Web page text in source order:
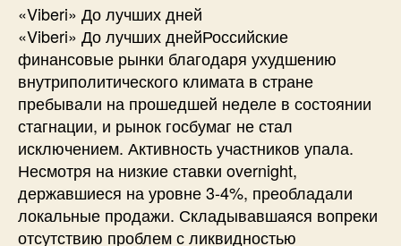
«Viberi» До лучших дней
«Viberi» До лучших днейРоссийские
финансовые рынки благодаря ухудшению
внутриполитического климата в стране
пребывали на прошедшей неделе в состоянии
стагнации, и рынок госбумаг не стал
исключением. Активность участников упала.
Несмотря на низкие ставки overnight,
державшиеся на уровне 3-4%, преобладали
локальные продажи. Складывавшаяся вопреки
отсутствию проблем с ликвидностью